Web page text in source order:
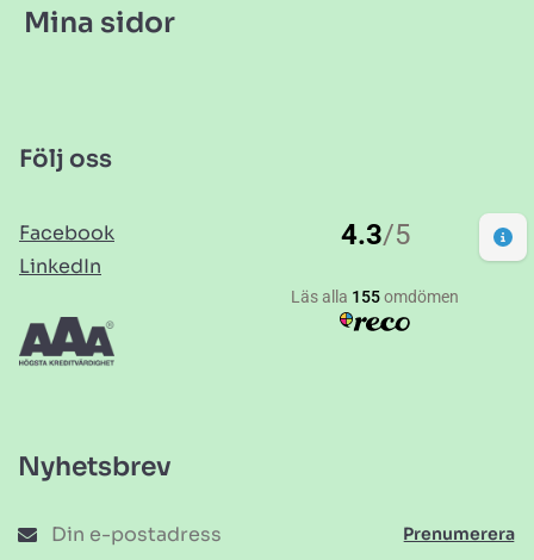
Mina sidor
Följ oss
Facebook
LinkedIn
Nyhetsbrev